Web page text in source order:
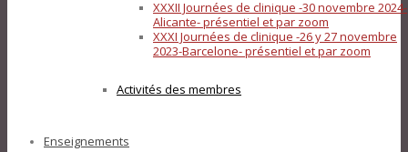
XXXII Journées de clinique -30 novembre 2024-
Alicante- présentiel et par zoom
XXXI Journées de clinique -26 y 27 novembre
2023-Barcelone- présentiel et par zoom
Activités des membres
Enseignements